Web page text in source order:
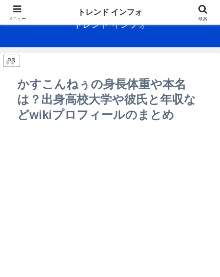
メニュー
トレンド インフォ
検索
トレンド インフォ
PR
かすこんねぅの身長体重や本名
は？出身高校大学や彼氏と年収な
どwikiプロフィールのまとめ